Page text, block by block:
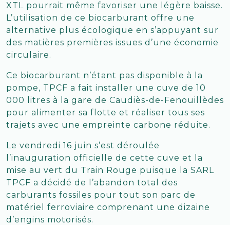
XTL pourrait même favoriser une légère baisse.
L’utilisation de ce biocarburant offre une
alternative plus écologique en s’appuyant sur
des matières premières issues d’une économie
circulaire.
Ce biocarburant n’étant pas disponible à la
pompe, TPCF a fait installer une cuve de 10
000 litres à la gare de Caudiès-de-Fenouillèdes
pour alimenter sa flotte et réaliser tous ses
trajets avec une empreinte carbone réduite.
Le vendredi 16 juin s’est déroulée
l’inauguration officielle de cette cuve et la
mise au vert du Train Rouge puisque la SARL
TPCF a décidé de l’abandon total des
carburants fossiles pour tout son parc de
matériel ferroviaire comprenant une dizaine
d’engins motorisés.